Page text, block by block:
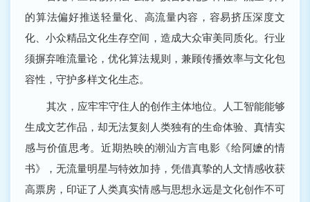
的算法偏好推送轻量化、高流量内容，容易挤压深度文
化、小众精品文化生存空间，造成大众审美同质化。行业
须摒弃唯流量论，优化算法规则，兼顾传播效率与文化包
容性，守护多样文化生态。
其次，应牢牢守住人的创作主体地位。人工智能能够
生成文艺作品，却无法复刻人类独有的生命体验、真情实
感与价值思考。近期热映的潮汕方言电影《给阿嬷的情
书》，无流量明星与特效加持，凭借真挚的人文情感收获
高票房，印证了人类真实情感与思想永远是文化创作不可